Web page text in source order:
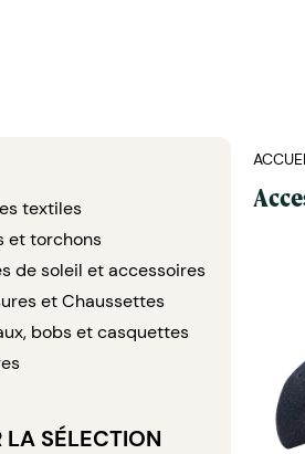
textiles
et torchons
de soleil et accessoires
et Chaussettes
bobs et casquettes
LA SÉLECTION